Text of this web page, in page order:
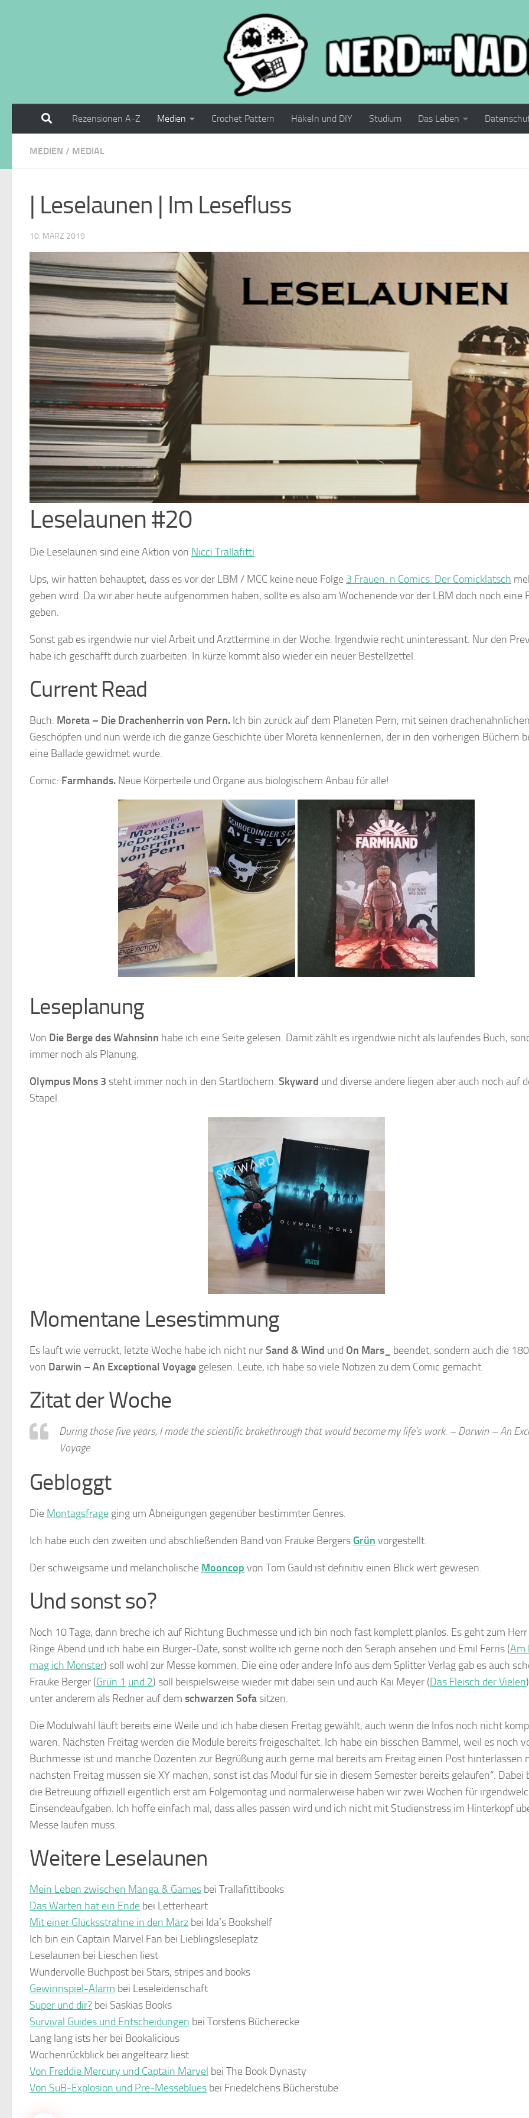
Rezensionen A-Z Medien Crochet Pattern Häkeln und DIY Studium Das Leben
MEDIEN / MEDIAL
| Leselaunen | Im Lesefluss
10. MÄRZ 2019
Leselaunen #20
Die Leselaunen sind eine Aktion von Nicci Trallafitti
Ups, wir hatten behauptet, dass es vor der LBM / MCC keine neue Folge 3 Frauen. n Comics. Der Comicklatsch
geben wird. Da wir aber heute aufgenommen haben, sollte es also am Wochenende vor der LBM doch noch eine
geben.
Sonst gab es irgendwie nur viel Arbeit und Arzttermine in der Woche. Irgendwie recht uninteressant. Nur den
habe ich geschafft durch zuarbeiten. In kürze kommt also wieder ein neuer Bestellzettel.
Current Read
Buch: Moreta – Die Drachenherrin von Pern. Ich bin zurück auf dem Planeten Pern, mit seinen
Geschöpfen und nun werde ich die ganze Geschichte über Moreta kennenlernen, der in den vorherigen Büchern
eine Ballade gewidmet wurde.
Comic: Farmhands. Neue Körperteile und Organe aus biologischem Anbau für alle!
Leseplanung
Von Die Berge des Wahnsinn habe ich eine Seite gelesen. Damit zählt es irgendwie nicht als laufendes Buch,
immer noch als Planung.
Olympus Mons 3 steht immer noch in den Startlöchern. Skyward und diverse andere liegen aber auch noch auf
Stapel.
Momentane Lesestimmung
Es lauft wie verrückt, letzte Woche habe ich nicht nurSand & Wind und On Mars_
beendet, sondern auch die
von Darwin – An Exceptional Voyage gelesen. Leute, ich habe so viele Notizen zu dem Comic gemacht.
Zitat der Woche
During those five years, I made the scientific brakethrough that would become my life’s work. – Darwin – An
Voyage
Gebloggt
Die Montagsfrage ging um Abneigungen gegenüber bestimmter Genres.
Ich habe euch den zweiten und abschließenden Band von Frauke Bergers Grün vorgestellt.
Der schweigsame und melancholische Mooncop von Tom Gauld ist definitiv einen Blick wert gewesen.
Und sonst so?
Noch 10 Tage, dann breche ich auf Richtung Buchmesse und ich bin noch fast komplett planlos. Es geht zum
Ringe Abend und ich habe ein Burger-Date, sonst wollte ich gerne noch den Seraph ansehen und Emil Ferris (Am
mag ich Monster) soll wohl zur Messe kommen. Die eine oder andere Info aus dem Splitter Verlag gab es auch
Frauke Berger (Grün 1 und 2) soll beispielsweise wieder mit dabei sein und auch Kai Meyer (Das Fleisch der Vielen
unter anderem als Redner auf dem schwarzen Sofa sitzen.
Die Modulwahl läuft bereits eine Weile und ich habe diesen Freitag gewählt, auch wenn die Infos noch nicht
waren. Nächsten Freitag werden die Module bereits freigeschaltet. Ich habe ein bisschen Bammel, weil es noch
Buchmesse ist und manche Dozenten zur Begrüßung auch gerne mal bereits am Freitag einen Post hinterlassen
nächsten Freitag müssen sie XY machen, sonst ist das Modul für sie in diesem Semester bereits gelaufen“. Dabei
die Betreuung offiziell eigentlich erst am Folgemontag und normalerweise haben wir zwei Wochen für
Einsendeaufgaben. Ich hoffe einfach mal, dass alles passen wird und ich nicht mit Studienstress im Hinterkopf
Messe laufen muss.
Weitere Leselaunen
Mein Leben zwischen Manga & Games bei Trallafittibooks
Das Warten hat ein Ende bei Letterheart
Mit einer Glückssträhne in den März bei Ida’s Bookshelf
Ich bin ein Captain Marvel Fan bei Lieblingsleseplatz
Leselaunen bei Lieschen liest
Wundervolle Buchpost bei Stars, stripes and books
Gewinnspiel-Alarm bei Leseleidenschaft
Super und dir? bei Saskias Books
Survival Guides und Entscheidungen bei Torstens Bücherecke
Lang lang ists her bei Bookalicious
Wochenrückblick bei angeltearz liest
Von Freddie Mercury und Captain Marvel bei The Book Dynasty
Von SuB-Explosion und Pre-Messeblues bei Friedelchens Bücherstube